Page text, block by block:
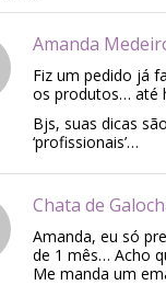
Amanda
Fiz um pedido já
os produtos… até
Bjs, suas dicas
‘profissionais’…
Chata de
Amanda, eu só
de 1 mês… Acho
Me manda um